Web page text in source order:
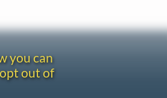
you can
out of